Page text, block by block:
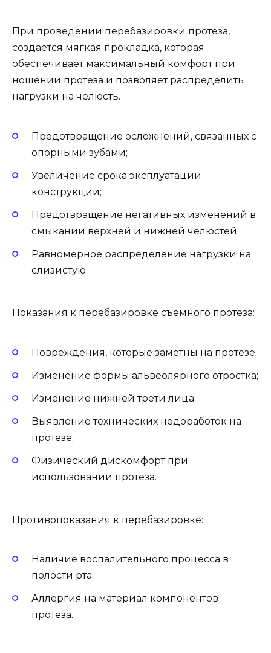
При проведении перебазировки протеза,
создается мягкая прокладка, которая
обеспечивает максимальный комфорт при
ношении протеза и позволяет распределить
нагрузки на челюсть.
Предотвращение осложнений, связанных с
опорными зубами;
Увеличение срока эксплуатации
конструкции;
Предотвращение негативных изменений в
смыкании верхней и нижней челюстей;
Равномерное распределение нагрузки на
слизистую.
Показания к перебазировке съемного протеза:
Повреждения, которые заметны на протезе;
Изменение формы альвеолярного отростка;
Изменение нижней трети лица;
Выявление технических недоработок на
протезе;
Физический дискомфорт при
использовании протеза.
Противопоказания к перебазировке:
Наличие воспалительного процесса в
полости рта;
Аллергия на материал компонентов
протеза.